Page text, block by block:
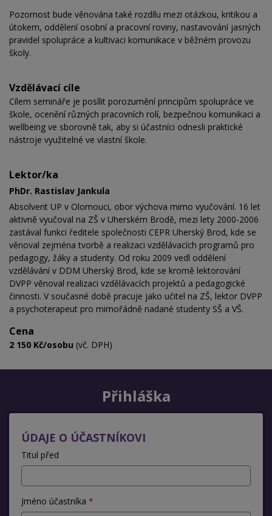
Pozornost bude věnována také rozdílu mezi otázkou, kritikou a
útokem, oddělení osobní a pracovní roviny, nastavování jasných
pravidel spolupráce a kultivaci komunikace v běžném provozu
školy.
Vzdělávací cíle
Cílem semináře je posílit porozumění principům spolupráce ve
škole, ocenění různých pracovních rolí, bezpečnou komunikaci a
wellbeing ve sborovně tak, aby si účastníci odnesli praktické
nástroje využitelné ve vlastní škole.
Lektor/ka
PhDr. Rastislav Jankula
Absolvent UP v Olomouci, obor výchova mimo vyučování. 16 let
aktivně vyučoval na ZŠ v Uherském Brodě, mezi lety 2000-2006
zastával funkci ředitele společnosti CEPR Uherský Brod, kde se
věnoval zejména tvorbě a realizaci vzdělávacích programů pro
pedagogy, žáky a studenty. Od roku 2009 vedl oddělení
vzdělávání v DDM Uherský Brod, kde se kromě lektorování
DVPP věnoval realizaci vzdělávacích projektů a pedagogické
činnosti. V současné době pracuje jako učitel na ZŠ, lektor DVPP
a psychoterapeut pro mimořádně nadané studenty SŠ a VŠ.
Cena
2 150 Kč/osobu (vč. DPH)
Přihláška
ÚDAJE O ÚČASTNÍKOVI
Titul před
Jméno účastníka